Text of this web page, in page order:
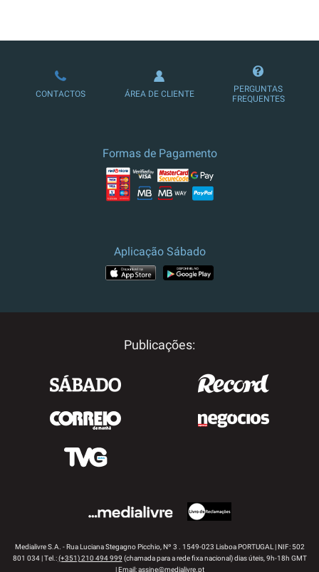
LOJA DE ASSINATURAS
CONTACTOS ÁREA DE CLIENTE
PERGUNTAS
FREQUENTES
Formas de Pagamento
Aplicação Sábado
Publicações:
Medialivre S.A. - Rua Luciana Stegagno Picchio, Nº 3 . 1549-023 Lisboa PORTUGAL | NIF: 502
801 034 | Tel.:(+351) 210 494 999 (chamada para a rede fixa nacional) dias úteis, 9h-18h GMT
| Email:assine@medialivre.pt